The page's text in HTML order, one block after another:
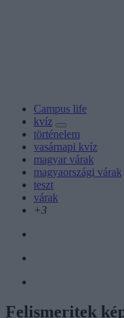
Campus life
kvíz
történelem
vasárnapi kvíz
magyar várak
magyaországi várak
teszt
várak
+3
Felismeritek